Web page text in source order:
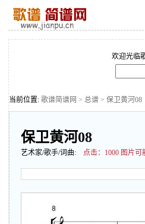
欢迎光临
当前位置: 歌谱简谱网 > 总谱 > 保卫黄河08
保卫黄河08
艺术家/歌手/词曲: 点击： 1000 图片